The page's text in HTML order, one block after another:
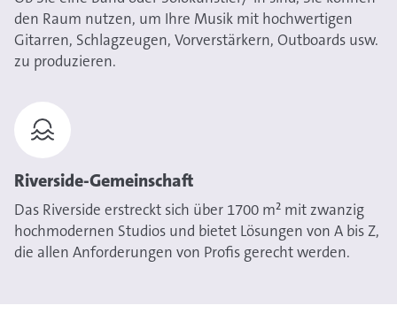
den Raum nutzen, um Ihre Musik mit hochwertigen
Gitarren, Schlagzeugen, Vorverstärkern, Outboards usw.
zu produzieren.
Riverside-Gemeinschaft
Das Riverside erstreckt sich über 1700 m² mit zwanzig
hochmodernen Studios und bietet Lösungen von A bis Z,
die allen Anforderungen von Profis gerecht werden.